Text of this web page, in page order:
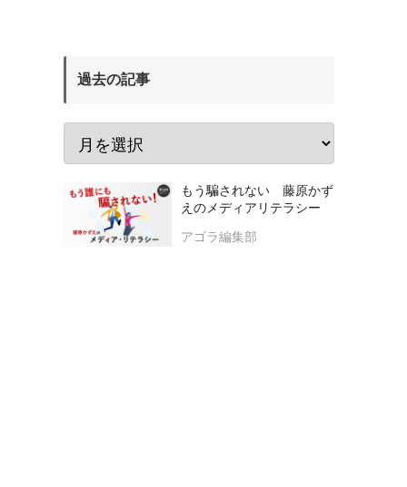
過去の記事
もう騙されない 藤原かず
えのメディアリテラシー
アゴラ編集部